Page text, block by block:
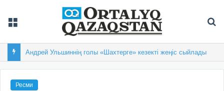
Андрей Ульшиннің голы «Шахтерге» кезекті жеңіс сыйлады
Ресми